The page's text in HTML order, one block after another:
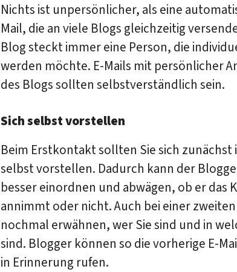
Nichts ist unpersönlicher, als eine
Mail, die an viele Blogs gleichzeitig
Blog steckt immer eine Person, die
werden möchte. E-Mails mit persönlicher
des Blogs sollten selbstverständlich sein.
Sich selbst vorstellen
Beim Erstkontakt sollten Sie sich zunächst
selbst vorstellen. Dadurch kann der
besser einordnen und abwägen, ob er das
annimmt oder nicht. Auch bei einer
nochmal erwähnen, wer Sie sind und in
sind. Blogger können so die vorherige E-
in Erinnerung rufen.